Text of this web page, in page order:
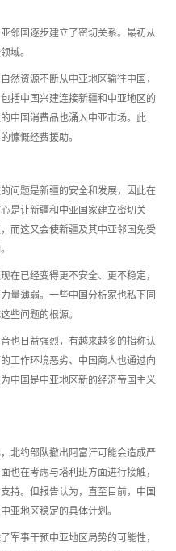
邻国逐步建立了密切关系。最初从
域。
然资源不断从中亚地区输往中国，
括中国兴建连接新疆和中亚地区的
中国消费品也涌入中亚市场。此
慷慨经费援助。
问题是新疆的安全和发展，因此在
是让新疆和中亚国家建立密切关
而这又会使新疆及其中亚邻国免受
在已经变得更不安全、更不稳定，
量薄弱。一些中国分析家也私下同
些问题的根源。
也日益强烈，有越来越多的指称认
工作环境恶劣、中国商人也通过向
中国是中亚地区新的经济帝国主义
北约部队撤出阿富汗可能会造成严
也在考虑与塔利班方面进行接触，
持。但报告认为，直至目前，中国
亚地区稳定的具体计划。
军事干预中亚地区局势的可能性，